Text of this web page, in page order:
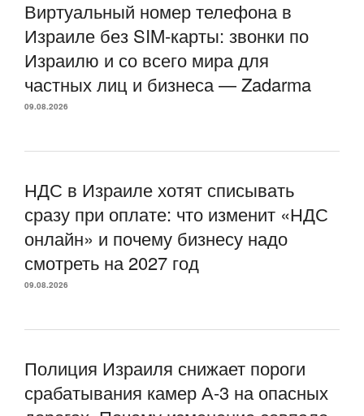
Виртуальный номер телефона в
Израиле без SIM-карты: звонки по
Израилю и со всего мира для
частных лиц и бизнеса — Zadarma
09.08.2026
НДС в Израиле хотят списывать
сразу при оплате: что изменит «НДС
онлайн» и почему бизнесу надо
смотреть на 2027 год
09.08.2026
Полиция Израиля снижает пороги
срабатывания камер А-3 на опасных